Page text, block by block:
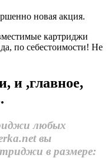
новая акция.
картриджи
по себестоимости! Не
и ,главное,
любых
вы
в размере: